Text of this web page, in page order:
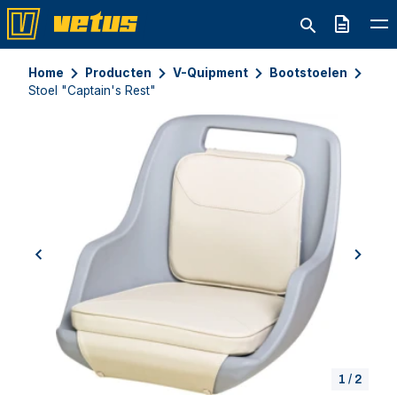
Offerte
Home Producten V-Quipment
Bootstoelen
Stoel "Captain's Rest"
previous next
1 / 2